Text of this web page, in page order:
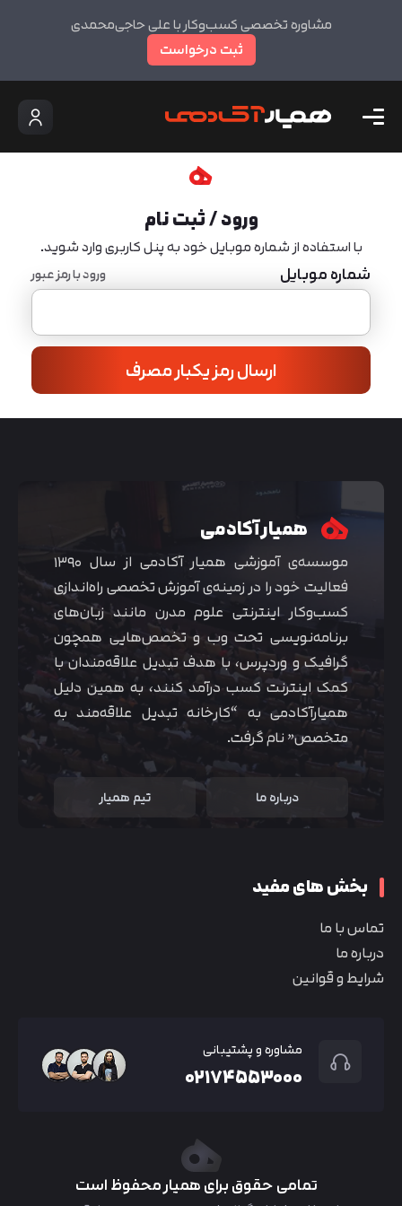
مشاوره تخصصی کسب‌وکار با علی حاجی‌محمدی
ثبت درخواست
ورود / ثبت نام
با استفاده از شماره موبایل خود به پنل کاربری وارد شوید.
شماره موبایل ورود با رمز عبور
ارسال رمز یکبار مصرف
همیار آکادمی
موسسه‌ی آموزشی همیار آکادمی از سال ۱۳۹۰
فعالیت خود را در زمینه‌ی آموزش تخصصی راه‌اندازی
کسب‌و‌کار اینترنتی علوم مدرن مانند زبان‌های
برنامه‌نویسی تحت وب و تخصص‌هایی همچون
گرافیک و وردپرس، با هدف تبدیل علاقه‌مندان با
کمک اینترنت کسب درآمد کنند، به همین دلیل
همیارآکادمی به “کارخانه تبدیل علاقه‌مند به
متخصص” نام گرفت.
درباره ما تیم همیار
بخش های مفید
تماس با ما
درباره ما
شرایط و قوانین
مشاوره و پشتیبانی
۰۲۱۷۴۵۵۳۰۰۰
تمامی حقوق برای همیار محفوظ است
متوجه شدم